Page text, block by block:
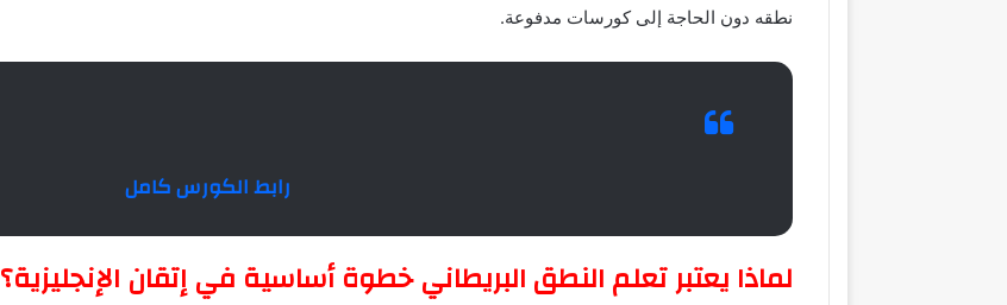
نطقه دون الحاجة إلى كورسات مدفوعة.
رابط الكورس كامل
لماذا يعتبر تعلم النطق البريطاني خطوة أساسية في إتقان الإنجليزية؟